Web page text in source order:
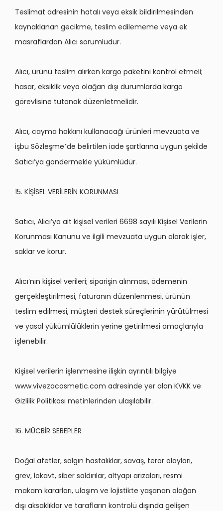
Teslimat adresinin hatalı veya eksik bildirilmesinden
kaynaklanan gecikme, teslim edilememe veya ek
masraflardan Alıcı sorumludur.
Alıcı, ürünü teslim alırken kargo paketini kontrol etmeli;
hasar, eksiklik veya olağan dışı durumlarda kargo
görevlisine tutanak düzenletmelidir.
Alıcı, cayma hakkını kullanacağı ürünleri mevzuata ve
işbu Sözleşme’de belirtilen iade şartlarına uygun şekilde
Satıcı’ya göndermekle yükümlüdür.
15. KİŞİSEL VERİLERİN KORUNMASI
Satıcı, Alıcı’ya ait kişisel verileri 6698 sayılı Kişisel Verilerin
Korunması Kanunu ve ilgili mevzuata uygun olarak işler,
saklar ve korur.
Alıcı’nın kişisel verileri; siparişin alınması, ödemenin
gerçekleştirilmesi, faturanın düzenlenmesi, ürünün
teslim edilmesi, müşteri destek süreçlerinin yürütülmesi
ve yasal yükümlülüklerin yerine getirilmesi amaçlarıyla
işlenebilir.
Kişisel verilerin işlenmesine ilişkin ayrıntılı bilgiye
www.vivezacosmetic.com adresinde yer alan KVKK ve
Gizlilik Politikası metinlerinden ulaşılabilir.
16. MÜCBİR SEBEPLER
Doğal afetler, salgın hastalıklar, savaş, terör olayları,
grev, lokavt, siber saldırılar, altyapı arızaları, resmi
makam kararları, ulaşım ve lojistikte yaşanan olağan
dışı aksaklıklar ve tarafların kontrolü dışında gelişen